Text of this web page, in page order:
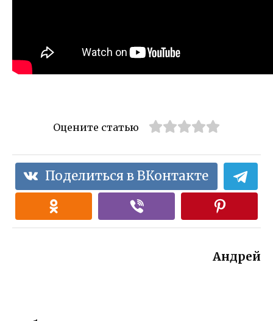
Оцените статью
Поделиться в ВКонтакте
Андрей